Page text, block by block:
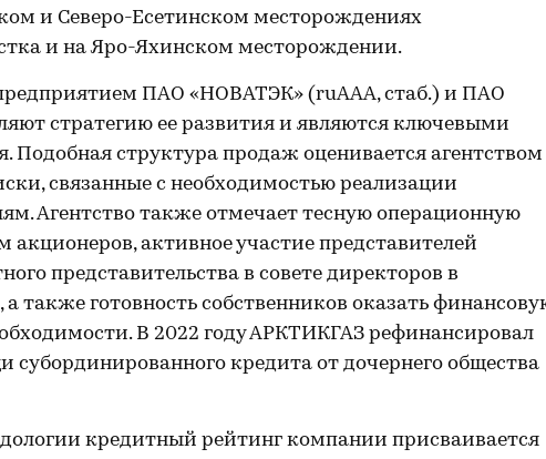
и Северо-Есетинском месторождениях
и на Яро-Яхинском месторождении.
ПАО «НОВАТЭК» (ruAAA, стаб.) и ПАО
стратегию ее развития и являются ключевыми
Подобная структура продаж оценивается агентством
связанные с необходимостью реализации
Агентство также отмечает тесную операционную
активное участие представителей
представительства в совете директоров в
также готовность собственников оказать
В 2022 году АРКТИКГАЗ рефинансировал
субординированного кредита от дочернего общества
кредитный рейтинг компании присваивается